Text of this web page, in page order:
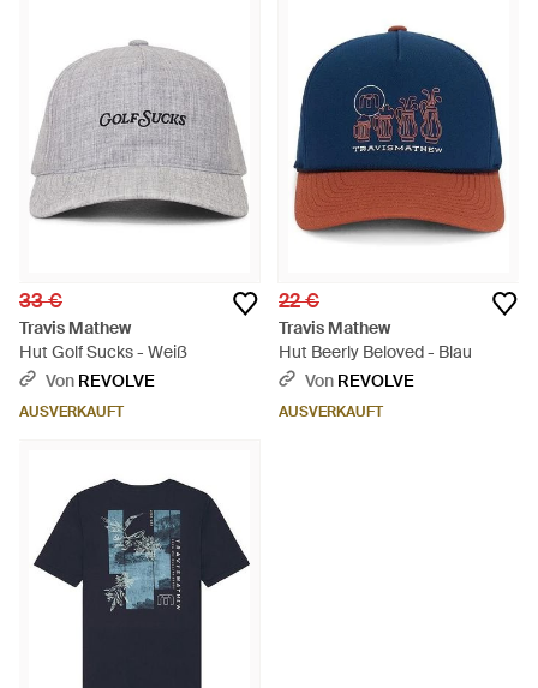
33 €
Travis Mathew
Hut Golf Sucks - Weiß
Von REVOLVE
AUSVERKAUFT
22 €
Travis Mathew
Hut Beerly Beloved - Blau
Von REVOLVE
AUSVERKAUFT